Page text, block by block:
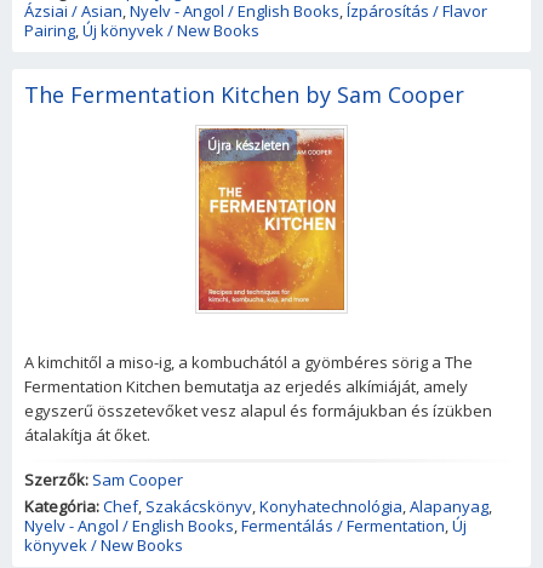
Ázsiai / Asian,Nyelv - Angol / English Books,Ízpárosítás / Flavor
Pairing,Új könyvek / New Books
The Fermentation Kitchen by Sam Cooper
Újra készleten
A kimchitől a miso-ig, a kombuchától a gyömbéres sörig a The
Fermentation Kitchen bemutatja az erjedés alkímiáját, amely
egyszerű összetevőket vesz alapul és formájukban és ízükben
átalakítja át őket.
Szerzők: Sam Cooper
Kategória:Chef, Szakácskönyv,Konyhatechnológia,Alapanyag,
Nyelv - Angol / English Books,Fermentálás / Fermentation,Új
könyvek / New Books